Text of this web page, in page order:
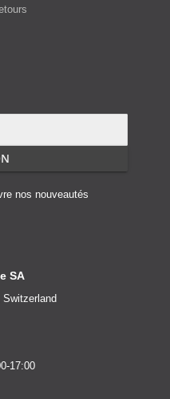
nos nouveautés
SA
Switzerland
17:00